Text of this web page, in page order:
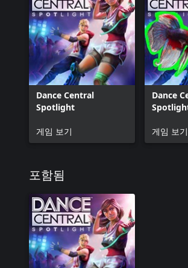
Dance Central
Spotlight
게임 보기
Dance
게임 보기
포함됨